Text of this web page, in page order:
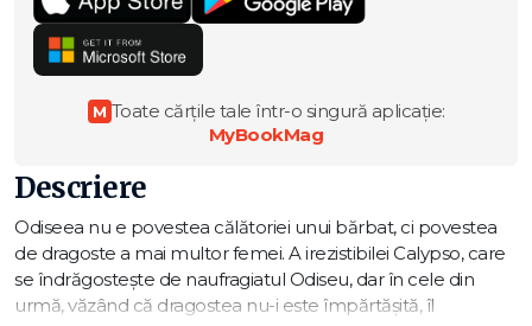
M Toate cărțile tale într-o singură aplicație:
MyBookMag
Descriere
Odiseea nu e povestea călătoriei unui bărbat, ci povestea
de dragoste a mai multor femei. A irezistibilei Calypso, care
se îndrăgosteşte de naufragiatul Odiseu, dar în cele din
urmă, văzând că dragostea nu-i este împărtăşită, îl